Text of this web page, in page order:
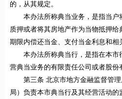
的，从其规定。
本办法所称典当业务，是指当
质押或者将其房地产作为当物抵押
期限内偿还当金、支付当金利息和相
本办法所称典当行，是指在本
营典当业务的有限责任公司或者股份
第三条 北京市地方金融监督管
局）负责本市典当行及其经营活动